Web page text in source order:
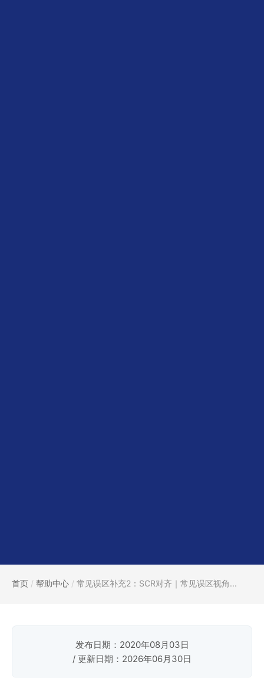
首页 / 帮助中心 / 常见误区补充2：SCR对齐｜常见误区视角...
发布日期：2020年08月03日
/ 更新日期：2026年06月30日